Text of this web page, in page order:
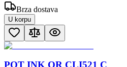
Brza dostava
U korpu
POT INK OR CLI521 C